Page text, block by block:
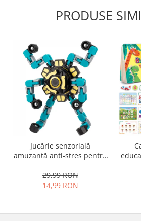
PRODUSE
Jucărie senzorială
amuzantă anti-stres pentru
Spinner transformabil,
29,99 RON
14,99 RON